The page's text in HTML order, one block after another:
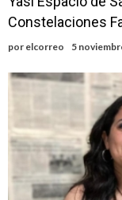
Constelaciones
por elcorreo 5